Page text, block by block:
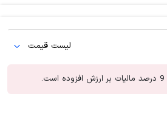
لیست قیمت